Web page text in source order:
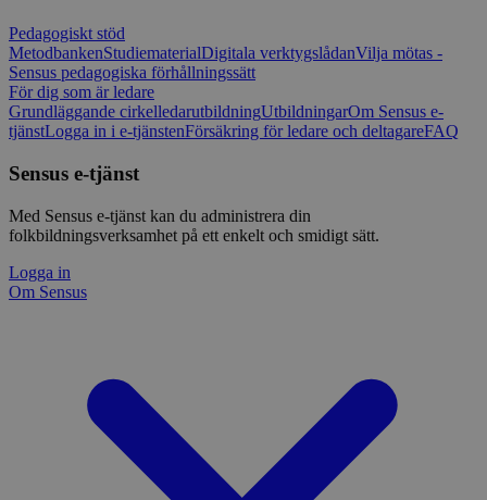
Pedagogiskt stöd
MetodbankenStudiematerialDigitala verktygslådanVilja mötas -
Sensus pedagogiska förhållningssätt
För dig som är ledare
Grundläggande cirkelledarutbildningUtbildningarOm Sensus e-
tjänstLogga in i e-tjänstenFörsäkring för ledare och deltagareFAQ
Sensus e-tjänst
Med Sensus e-tjänst kan du administrera din
folkbildningsverksamhet på ett enkelt och smidigt sätt.
Logga in
Om Sensus